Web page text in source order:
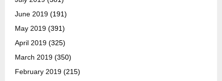
June 2019 (191)
May 2019 (391)
April 2019 (325)
March 2019 (350)
February 2019 (215)